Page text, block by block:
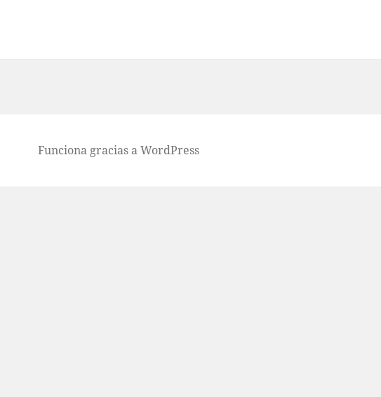
Funciona gracias a WordPress